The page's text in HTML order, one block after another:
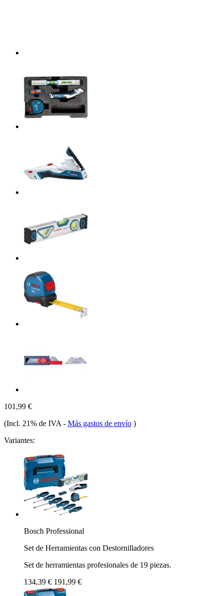
101,99 €
(Incl. 21% de IVA - Más gastos de envío )
Variantes:
Bosch Professional
Set de Herramientas con Destornilladores
Set de herramientas profesionales de 19 piezas.
134,39 € 191,99 €